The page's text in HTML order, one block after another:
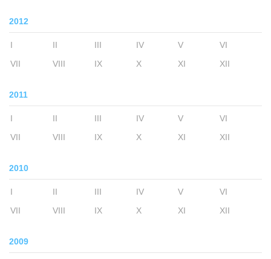
2012
I II III IV V
VI
VII
VIII IX X XI XII
2011
I II III IV V
VI
VII
VIII IX X XI XII
2010
I II III IV V
VI
VII
VIII IX X XI XII
2009